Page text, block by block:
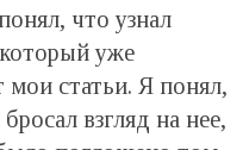
что узнал
уже
мои статьи. Я понял,
взгляд на нее,